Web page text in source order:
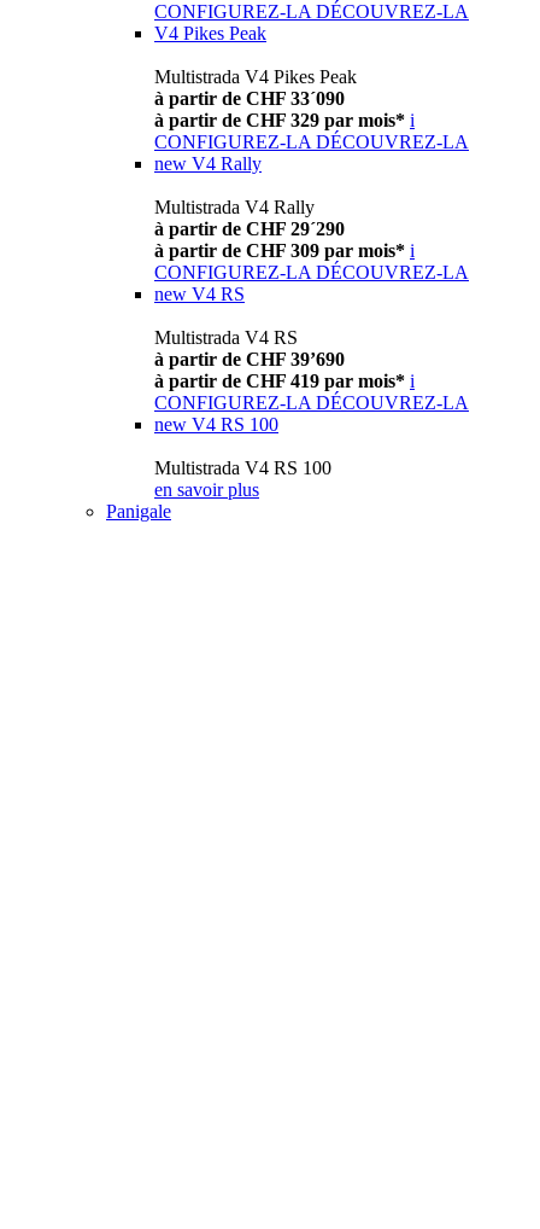
CONFIGUREZ-LA DÉCOUVREZ-LA
V4 Pikes Peak
Multistrada V4 Pikes Peak
à partir de CHF 33´090
à partir de CHF 329 par mois* i
CONFIGUREZ-LA DÉCOUVREZ-LA
new V4 Rally
Multistrada V4 Rally
à partir de CHF 29´290
à partir de CHF 309 par mois* i
CONFIGUREZ-LA DÉCOUVREZ-LA
new V4 RS
Multistrada V4 RS
à partir de CHF 39’690
à partir de CHF 419 par mois* i
CONFIGUREZ-LA DÉCOUVREZ-LA
new V4 RS 100
Multistrada V4 RS 100
en savoir plus
Panigale